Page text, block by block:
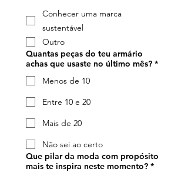
Conhecer uma marca
sustentável
Outro
Quantas peças do teu armário
achas que usaste no último mês? *
Menos de 10
Entre 10 e 20
Mais de 20
Não sei ao certo
Que pilar da moda com propósito
mais te inspira neste momento? *